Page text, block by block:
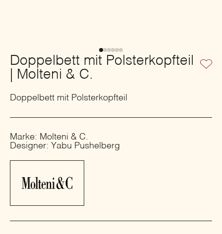
Doppelbett mit Polsterkopfteil
| Molteni & C.
Doppelbett mit Polsterkopfteil
Marke: Molteni & C.
Designer: Yabu Pushelberg